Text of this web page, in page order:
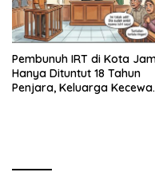
Pembunuh IRT di Kota
Hanya Dituntut 18 Tahun
Penjara, Keluarga Kecewa